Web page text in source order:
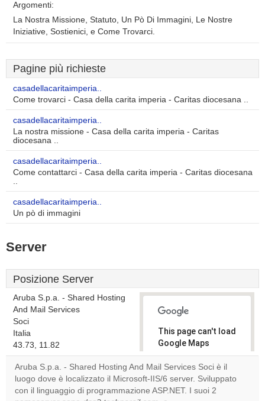
Argomenti:
La Nostra Missione, Statuto, Un Pò Di Immagini, Le Nostre
Iniziative, Sostienici, e Come Trovarci.
Pagine più richieste
casadellacaritaimperia..
Come trovarci - Casa della carita imperia - Caritas diocesana ..
casadellacaritaimperia..
La nostra missione - Casa della carita imperia - Caritas
diocesana ..
casadellacaritaimperia..
Come contattarci - Casa della carita imperia - Caritas diocesana
..
casadellacaritaimperia..
Un pò di immagini
Server
Posizione Server
Aruba S.p.a. - Shared Hosting
And Mail Services
Soci
Italia
43.73, 11.82
This page can't load
Google Maps
correctly.
Do you
own this
Aruba S.p.a. - Shared Hosting And Mail Services Soci è il
luogo dove è localizzato il Microsoft-IIS/6 server. Sviluppato
con il linguaggio di programmazione ASP.NET. I suoi 2